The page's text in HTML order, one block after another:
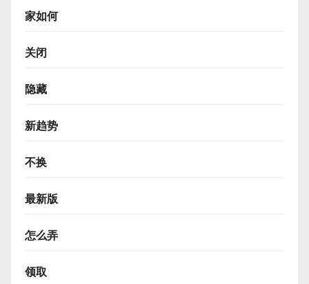
家如何
关闭
隐藏
新趋势
不换
最新版
怎么弄
领取